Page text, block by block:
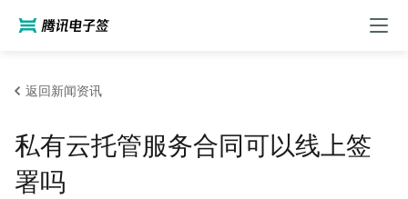
返回新闻资讯
私有云托管服务合同可以线上签
署吗